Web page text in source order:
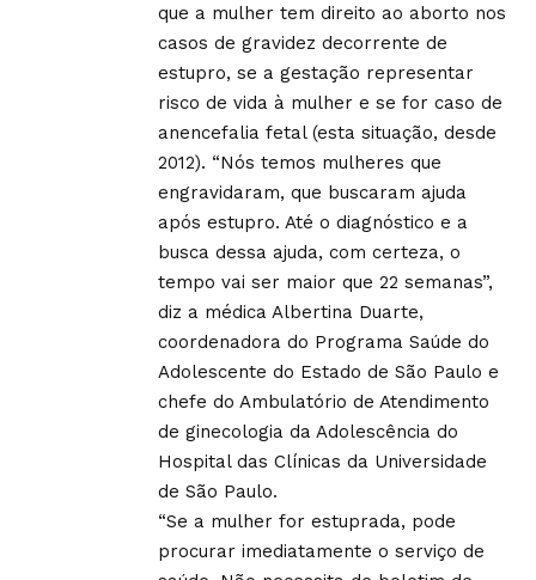
que a mulher tem direito ao aborto nos
casos de gravidez decorrente de
estupro, se a gestação representar
risco de vida à mulher e se for caso de
anencefalia fetal (esta situação, desde
2012). “Nós temos mulheres que
engravidaram, que buscaram ajuda
após estupro. Até o diagnóstico e a
busca dessa ajuda, com certeza, o
tempo vai ser maior que 22 semanas”,
diz a médica Albertina Duarte,
coordenadora do Programa Saúde do
Adolescente do Estado de São Paulo e
chefe do Ambulatório de Atendimento
de ginecologia da Adolescência do
Hospital das Clínicas da Universidade
de São Paulo.
“Se a mulher for estuprada, pode
procurar imediatamente o serviço de